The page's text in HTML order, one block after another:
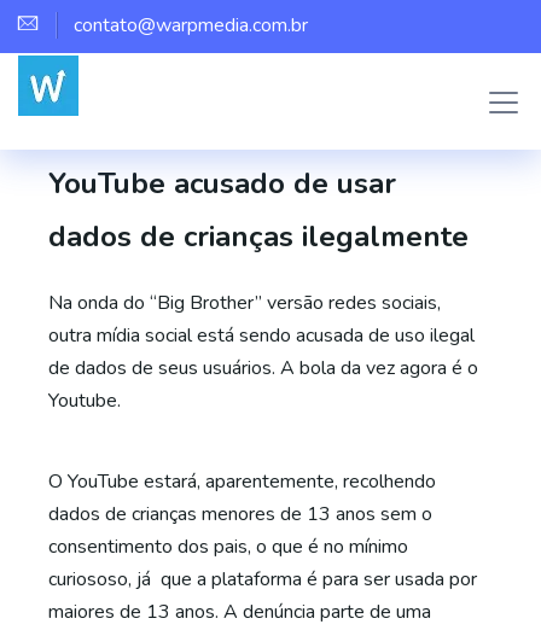
contato@warpmedia.com.br
YouTube acusado de usar
dados de crianças ilegalmente
Na onda do “Big Brother” versão redes sociais,
outra mídia social está sendo acusada de uso ilegal
de dados de seus usuários. A bola da vez agora é o
Youtube.
O YouTube estará, aparentemente, recolhendo
dados de crianças menores de 13 anos sem o
consentimento dos pais, o que é no mínimo
curiososo, já que a plataforma é para ser usada por
maiores de 13 anos. A denúncia parte de uma